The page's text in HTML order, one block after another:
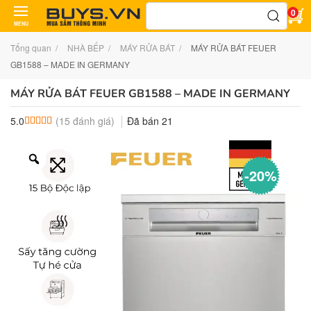
MENU
Tìm
0
Tổng quan NHÀ BẾP MÁY RỬA BÁT
MÁY RỬA BÁT FEUER
GB1588 – MADE IN GERMANY
MÁY RỬA BÁT FEUER GB1588 – MADE IN GERMANY
5.0 5.0 trên 5 dựa trên
15 đánh giá
(15 đánh giá) Đã bán 21
-20%